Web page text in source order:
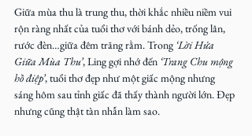
Giữa mùa thu là trung thu, thời khắc nhiều niềm vui
rộn ràng nhất của tuổi thơ với bánh dẻo, trống lân,
rước đèn…giữa đêm trăng rằm. Trong ‘Lời Hứa
Giữa Mùa Thu’, Ling gợi nhớ đến ‘Trang Chu mộng
hồ điệp’, tuổi thơ đẹp như một giấc mộng nhưng
sáng hôm sau tỉnh giấc đã thấy thành người lớn. Đẹp
nhưng cũng thật tàn nhẫn làm sao.